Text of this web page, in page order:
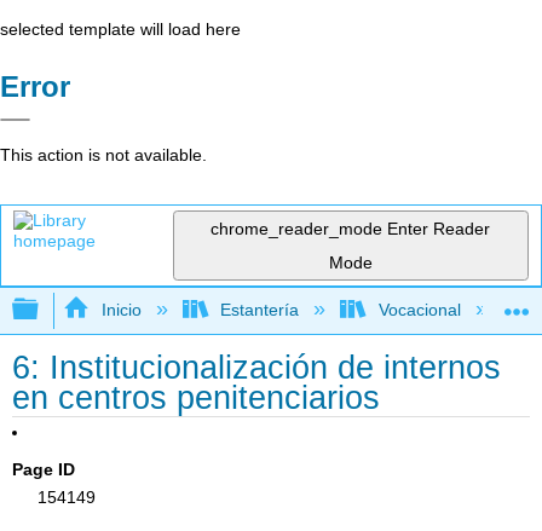
selected template will load here
Error
This action is not available.
chrome_reader_mode Enter Reader
Mode
Expandir/contraer jerarquía global
Inicio Estantería Vocacional
6: Institucionalización de internos
en centros penitenciarios
Page ID
154149